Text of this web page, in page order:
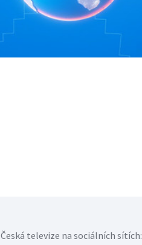
Česká televize na sociálních sítích: